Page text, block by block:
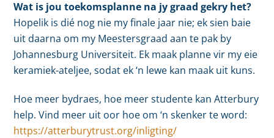
Wat is jou toekomsplanne na jy graad gekry het?
Hopelik is dié nog nie my finale jaar nie; ek sien baie
uit daarna om my Meestersgraad aan te pak by
Johannesburg Universiteit. Ek maak planne vir my eie
keramiek-ateljee, sodat ek ‘n lewe kan maak uit kuns.
Hoe meer bydraes, hoe meer studente kan Atterbury
help. Vind meer uit oor hoe om ‘n skenker te word:
https://atterburytrust.org/inligting/